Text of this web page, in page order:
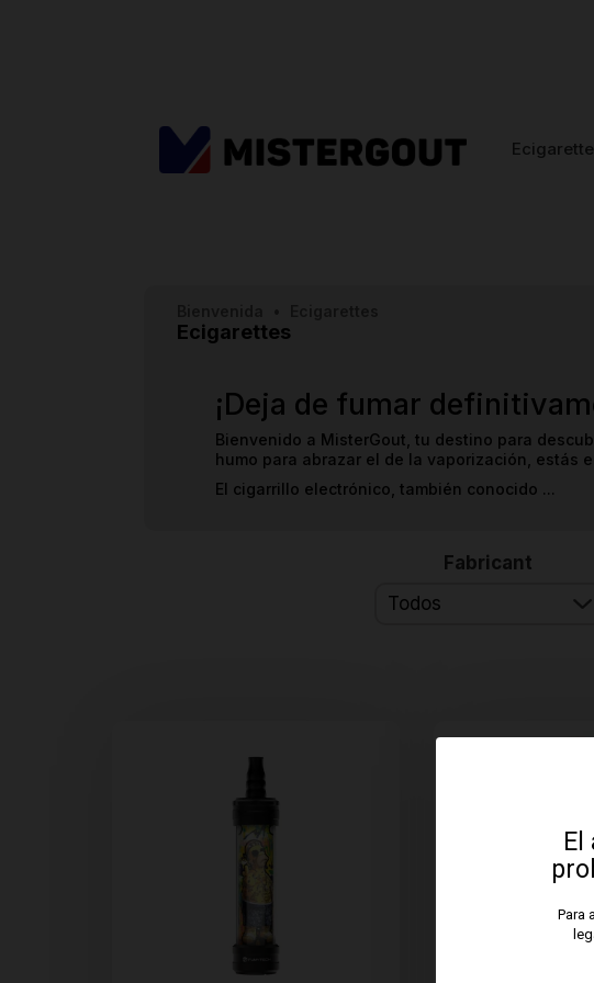
Para
Ecigarettes
¡Deja de fumar
Bienvenido a MisterGout, tu destino para
humo para abrazar el de la vaporización, estás
El cigarrillo electrónico, también conocido ...
Fabricant
Todos